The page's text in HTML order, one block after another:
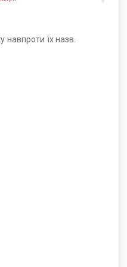
навпроти їх назв.